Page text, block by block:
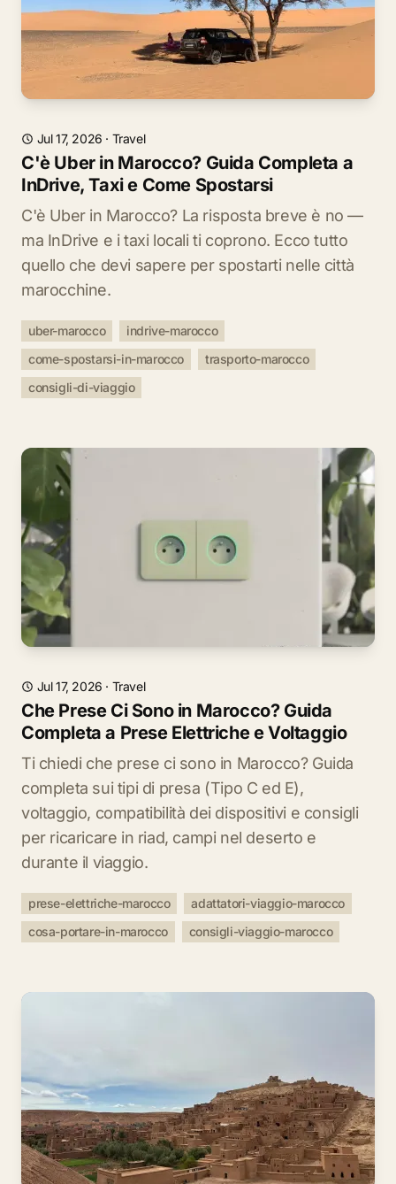
Jul 17, 2026 · Travel
C'è Uber in Marocco? Guida Completa a
InDrive, Taxi e Come Spostarsi
C'è Uber in Marocco? La risposta breve è no —
ma InDrive e i taxi locali ti coprono. Ecco tutto
quello che devi sapere per spostarti nelle città
marocchine.
uber-marocco
indrive-marocco
come-spostarsi-in-marocco
trasporto-marocco
consigli-di-viaggio
Jul 17, 2026 · Travel
Che Prese Ci Sono in Marocco? Guida
Completa a Prese Elettriche e Voltaggio
Ti chiedi che prese ci sono in Marocco? Guida
completa sui tipi di presa (Tipo C ed E),
voltaggio, compatibilità dei dispositivi e consigli
per ricaricare in riad, campi nel deserto e
durante il viaggio.
prese-elettriche-marocco
adattatori-viaggio-marocco
cosa-portare-in-marocco
consigli-viaggio-marocco